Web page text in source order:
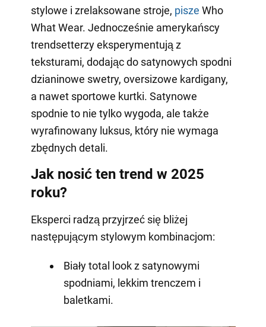
stylowe i zrelaksowane stroje, pisze Who
What Wear. Jednocześnie amerykańscy
trendsetterzy eksperymentują z
teksturami, dodając do satynowych spodni
dzianinowe swetry, oversizowe kardigany,
a nawet sportowe kurtki. Satynowe
spodnie to nie tylko wygoda, ale także
wyrafinowany luksus, który nie wymaga
zbędnych detali.
Jak nosić ten trend w 2025
roku?
Eksperci radzą przyjrzeć się bliżej
następującym stylowym kombinacjom:
Biały total look z satynowymi
spodniami, lekkim trenczem i
baletkami.